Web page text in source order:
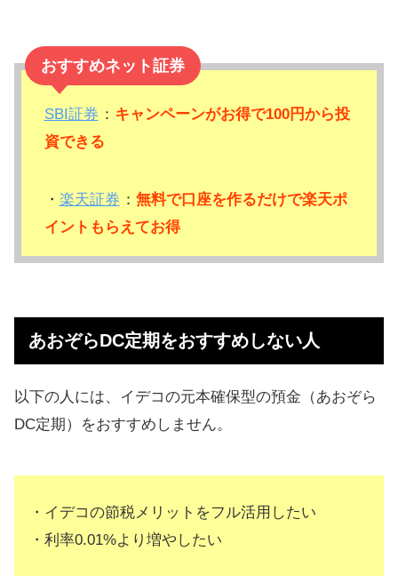
おすすめネット証券
SBI証券 ： キャンペーンがお得で100円から投
資できる
・ 楽天証券 ： 無料で口座を作るだけで楽天ポ
イントもらえてお得
あおぞらDC定期をおすすめしない人
以下の人には、イデコの元本確保型の預金（あおぞら
DC定期）をおすすめしません。
・イデコの節税メリットをフル活用したい
・利率0.01%より増やしたい